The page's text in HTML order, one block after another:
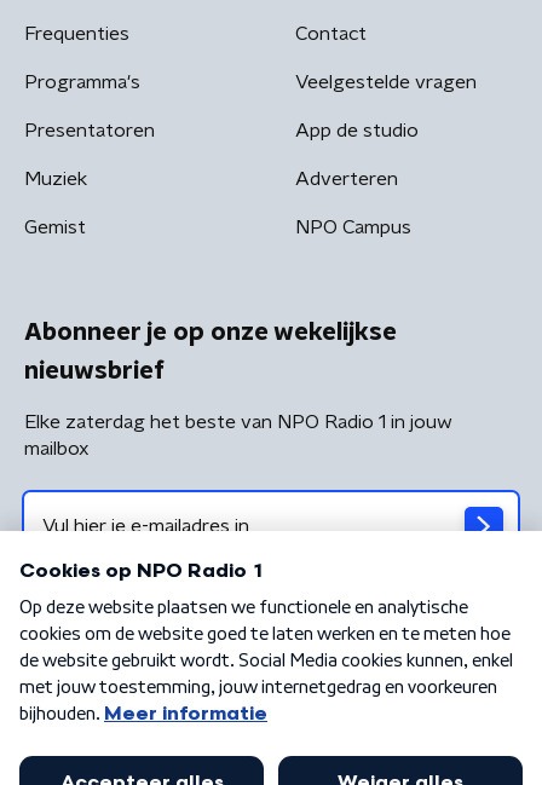
Frequenties
Programma's
Presentatoren
Muziek
Gemist
Contact
Veelgestelde vragen
App de studio
Adverteren
NPO Campus
Abonneer je op onze wekelijkse
nieuwsbrief
Elke zaterdag het beste van NPO Radio 1 in jouw
mailbox
Algemene voorwaarden